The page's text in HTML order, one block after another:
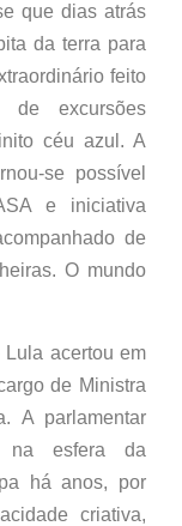
que dias atrás
da terra para
feito
de excursões
céu azul. A
se possível
e iniciativa
de
O mundo
acertou em
de Ministra
A parlamentar
na esfera da
há anos, por
criativa,